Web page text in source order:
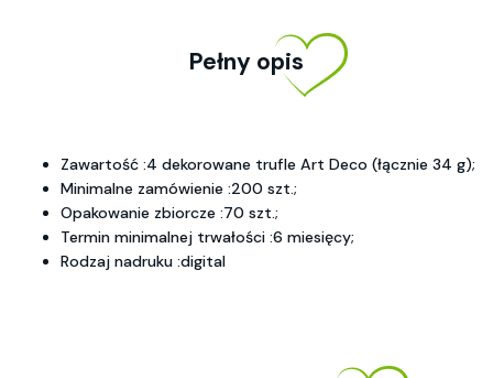
Pełny opis
Zawartość :4 dekorowane trufle Art Deco (łącznie 34 g);
Minimalne zamówienie :200 szt.;
Opakowanie zbiorcze :70 szt.;
Termin minimalnej trwałości :6 miesięcy;
Rodzaj nadruku :digital